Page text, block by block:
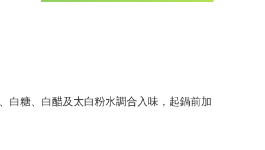
白糖、白醋及太白粉水調合入味，起鍋前加